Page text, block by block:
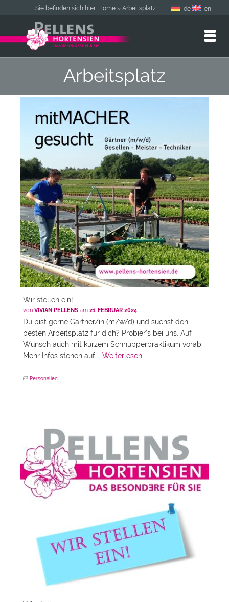
Sie befinden sich hier: Home » Arbeitsplatz de en
Arbeitsplatz
Wir stellen ein!
von VIVIAN PELLENS am 21. FEBRUAR 2024
Du bist gerne Gärtner/in (m/w/d) und suchst den
besten Arbeitsplatz für dich? Probier’s bei uns. Auf
Wunsch auch mit kurzem Schnupperpraktikum vorab.
Mehr Infos stehen auf … Weiterlesen
Personalien